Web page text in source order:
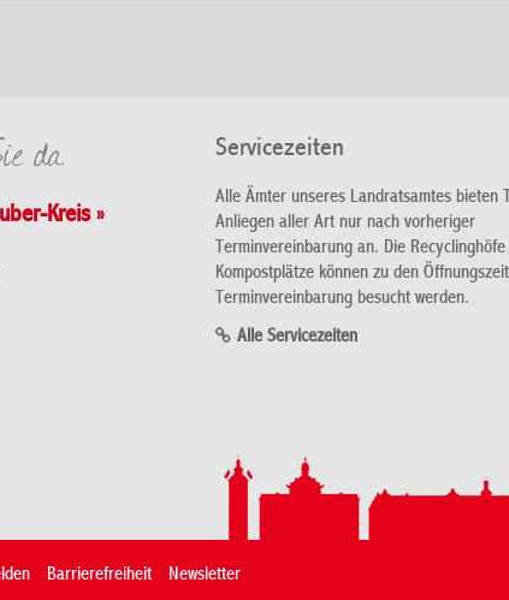
Kreis »
Servicezeiten
Alle Ämter unseres Landratsamtes bieten
Anliegen aller Art nur nach vorheriger
Terminvereinbarung an. Die
Kompostplätze können zu den
Terminvereinbarung besucht werden.
Alle Servicezeiten
Barrierefreiheit Newsletter